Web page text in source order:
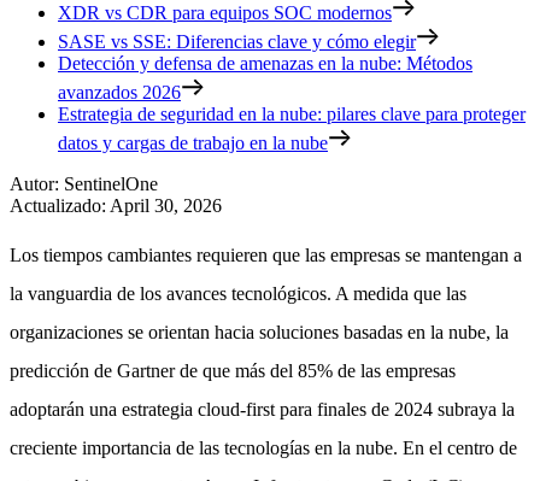
XDR vs CDR para equipos SOC modernos
SASE vs SSE: Diferencias clave y cómo elegir
Detección y defensa de amenazas en la nube: Métodos
avanzados 2026
Estrategia de seguridad en la nube: pilares clave para proteger
datos y cargas de trabajo en la nube
Autor: SentinelOne
Actualizado: April 30, 2026
Los tiempos cambiantes requieren que las empresas se mantengan a
la vanguardia de los avances tecnológicos. A medida que las
organizaciones se orientan hacia soluciones basadas en la nube, la
predicción de Gartner de que más del 85% de las empresas
adoptarán una estrategia cloud-first para finales de 2024 subraya la
creciente importancia de las tecnologías en la nube. En el centro de